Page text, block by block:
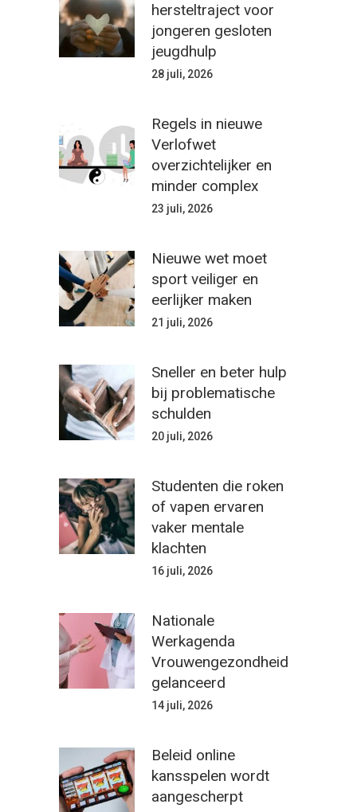
hersteltraject voor
jongeren gesloten
jeugdhulp
28 juli, 2026
Regels in nieuwe
Verlofwet
overzichtelijker en
minder complex
23 juli, 2026
Nieuwe wet moet
sport veiliger en
eerlijker maken
21 juli, 2026
Sneller en beter hulp
bij problematische
schulden
20 juli, 2026
Studenten die roken
of vapen ervaren
vaker mentale
klachten
16 juli, 2026
Nationale
Werkagenda
Vrouwengezondheid
gelanceerd
14 juli, 2026
Beleid online
kansspelen wordt
aangescherpt